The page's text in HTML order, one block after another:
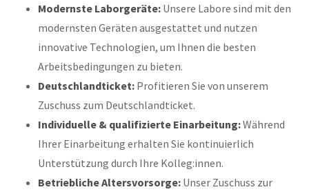
Modernste Laborgeräte: Unsere Labore sind mit den
modernsten Geräten ausgestattet und nutzen
innovative Technologien, um Ihnen die besten
Arbeitsbedingungen zu bieten.
Deutschlandticket: Profitieren Sie von unserem
Zuschuss zum Deutschlandticket.
Individuelle & qualifizierte Einarbeitung:Während
Ihrer Einarbeitung erhalten Sie kontinuierlich
Unterstützung durch Ihre Kolleg:innen.
Betriebliche Altersvorsorge: Unser Zuschuss zur